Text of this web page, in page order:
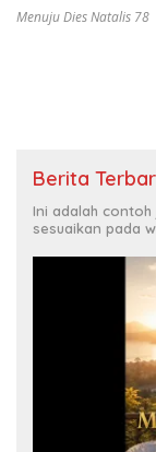
Menuju Dies Natalis 78
Berita
Ini adalah contoh
sesuaikan pada